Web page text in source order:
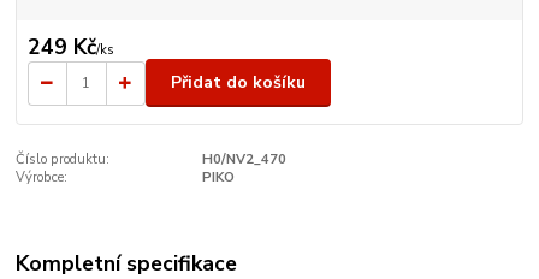
249 Kč/ks
Přidat do košíku
Číslo produktu:
H0/NV2_470
Výrobce:
PIKO
Kompletní specifikace